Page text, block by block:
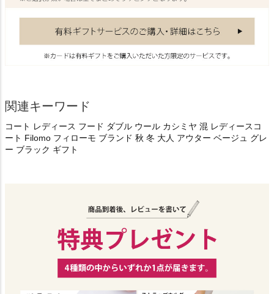
関連キーワード
コート レディース フード ダブル ウール カシミヤ 混 レディースコ
ート Filomo フィローモ ブランド 秋 冬 大人 アウター ベージュ グレ
ー ブラック ギフト